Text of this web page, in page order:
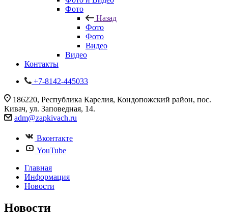
Фото
Назад
Фото
Фото
Видео
Видео
Контакты
+7-8142-445033
186220, Республика Карелия, Кондопожский район, пос.
Кивач, ул. Заповедная, 14.
adm@zapkivach.ru
Вконтакте
YouTube
Главная
Информация
Новости
Новости